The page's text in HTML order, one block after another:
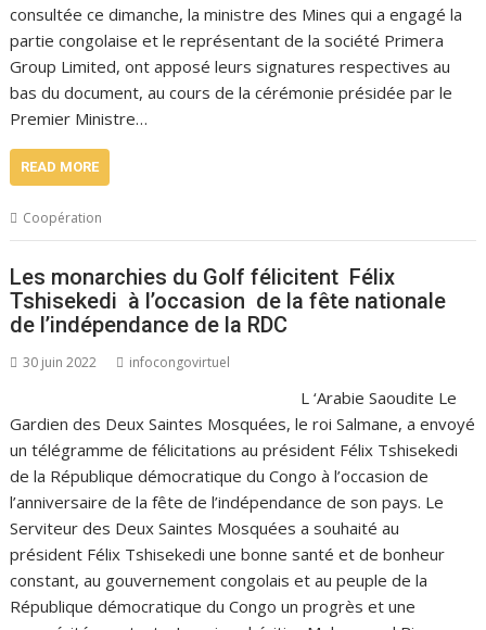
consultée ce dimanche, la ministre des Mines qui a engagé la
partie congolaise et le représentant de la société Primera
Group Limited, ont apposé leurs signatures respectives au
bas du document, au cours de la cérémonie présidée par le
Premier Ministre…
READ MORE
Coopération
Les monarchies du Golf félicitent Félix
Tshisekedi à l’occasion de la fête nationale
de l’indépendance de la RDC
30 juin 2022 infocongovirtuel
L ‘Arabie Saoudite Le
Gardien des Deux Saintes Mosquées, le roi Salmane, a envoyé
un télégramme de félicitations au président Félix Tshisekedi
de la République démocratique du Congo à l’occasion de
l’anniversaire de la fête de l’indépendance de son pays. Le
Serviteur des Deux Saintes Mosquées a souhaité au
président Félix Tshisekedi une bonne santé et de bonheur
constant, au gouvernement congolais et au peuple de la
République démocratique du Congo un progrès et une